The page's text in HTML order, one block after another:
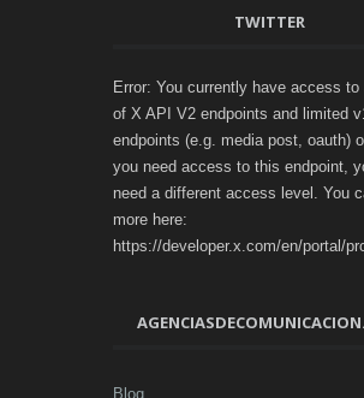
TWITTER
Error: You currently have access
of X API V2 endpoints and limited
endpoints (e.g. media post, oauth)
you need access to this endpoint,
need a different access level. You
more here:
https://developer.x.com/en/portal/
Blog